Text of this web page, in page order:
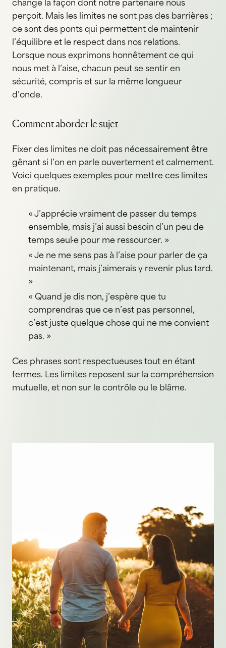
change la façon dont notre partenaire nous
perçoit. Mais les limites ne sont pas des barrières ;
ce sont des ponts qui permettent de maintenir
l’équilibre et le respect dans nos relations.
Lorsque nous exprimons honnêtement ce qui
nous met à l’aise, chacun peut se sentir en
sécurité, compris et sur la même longueur
d’onde.
Comment aborder le sujet
Fixer des limites ne doit pas nécessairement être
gênant si l’on en parle ouvertement et calmement.
Voici quelques exemples pour mettre ces limites
en pratique.
« J’apprécie vraiment de passer du temps
ensemble, mais j’ai aussi besoin d’un peu de
temps seul·e pour me ressourcer. »
« Je ne me sens pas à l’aise pour parler de ça
maintenant, mais j’aimerais y revenir plus tard.
»
« Quand je dis non, j’espère que tu
comprendras que ce n’est pas personnel,
c’est juste quelque chose qui ne me convient
pas. »
Ces phrases sont respectueuses tout en étant
fermes. Les limites reposent sur la compréhension
mutuelle, et non sur le contrôle ou le blâme.